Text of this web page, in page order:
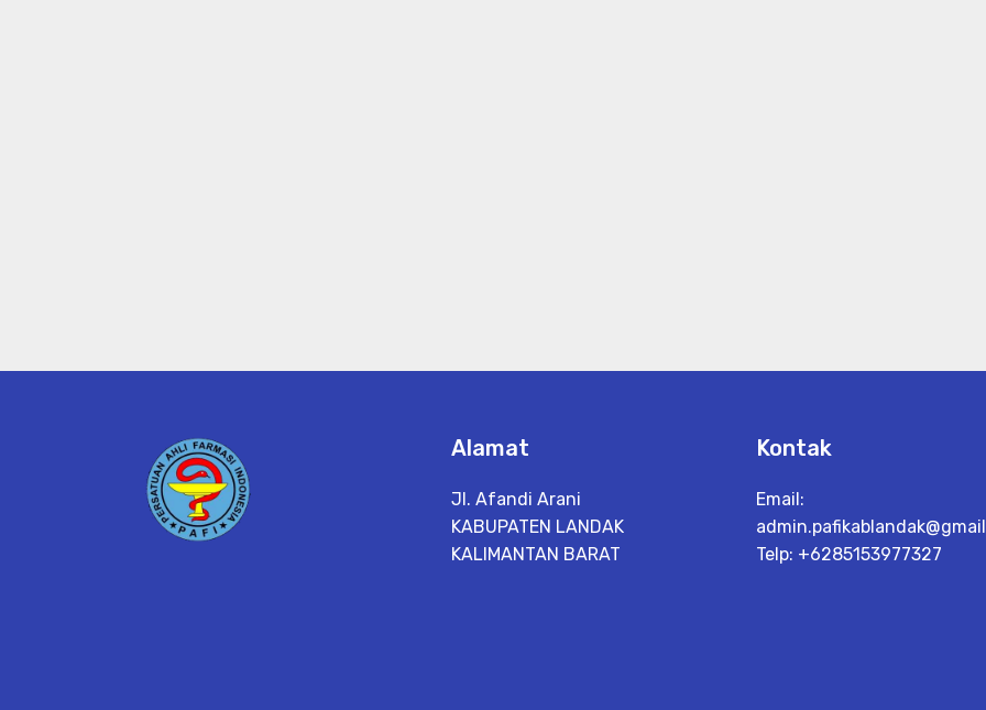
Alamat
Jl. Afandi Arani
KABUPATEN LANDAK
KALIMANTAN BARAT
Kontak
Email:
Telp: +6285153977327